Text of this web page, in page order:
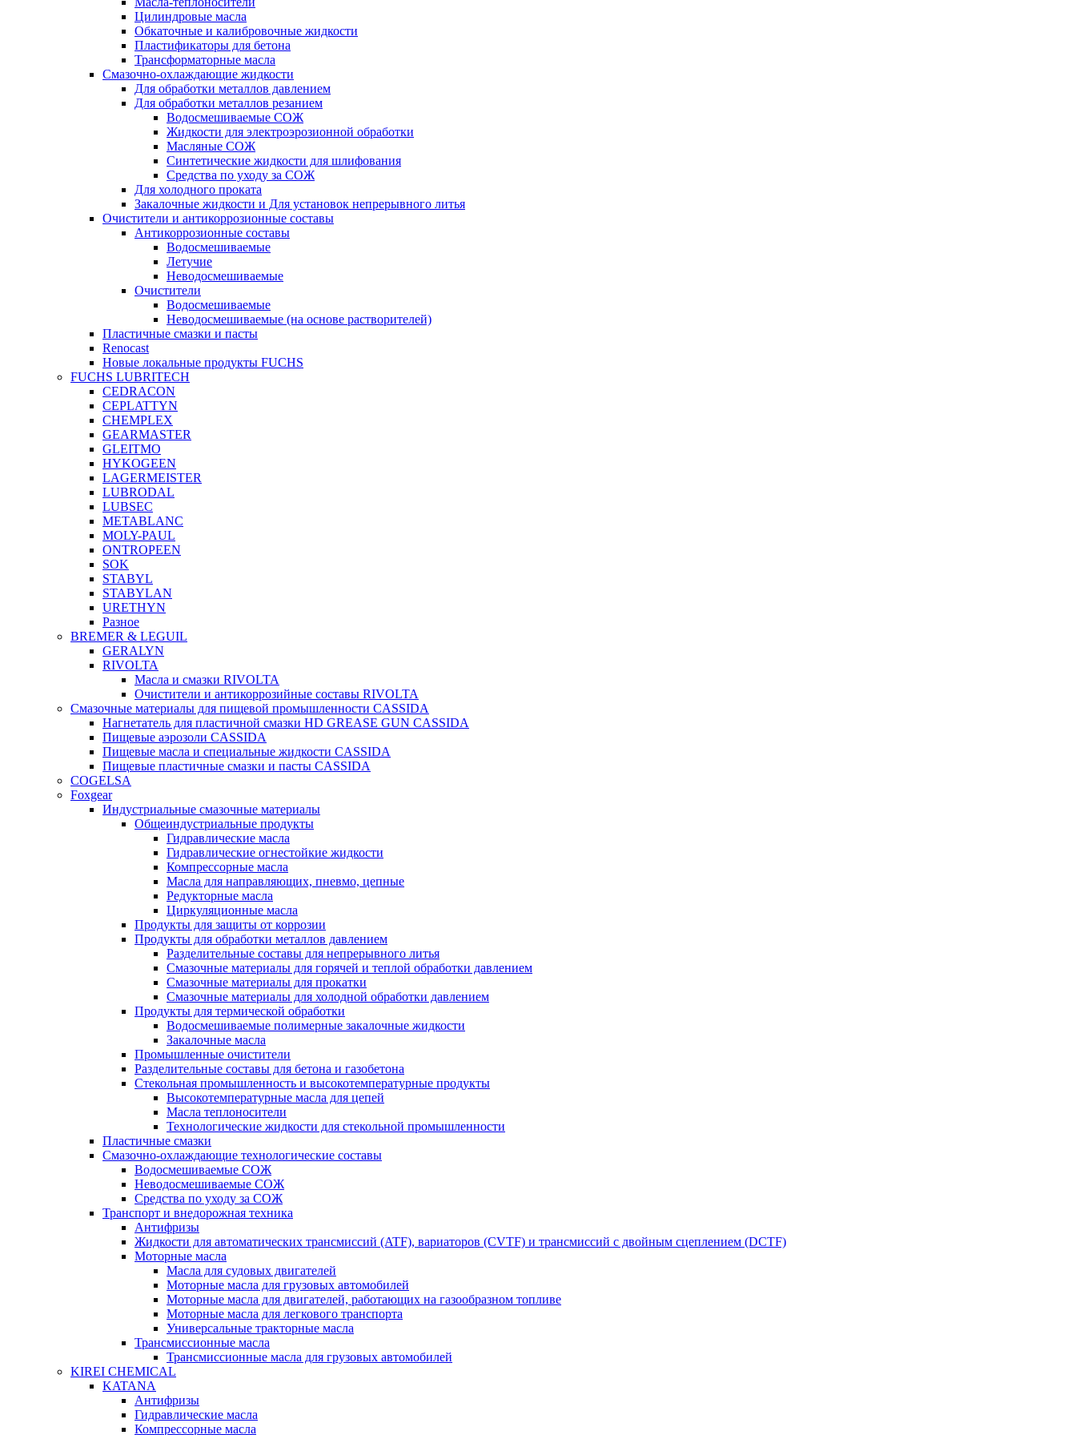
Цилиндровые масла
Обкаточные и калибровочные жидкости
Пластификаторы для бетона
Трансформаторные масла
Смазочно-охлаждающие жидкости
Для обработки металлов давлением
Для обработки металлов резанием
Водосмешиваемые СОЖ
Жидкости для электроэрозионной обработки
Масляные СОЖ
Синтетические жидкости для шлифования
Средства по уходу за СОЖ
Для холодного проката
Закалочные жидкости и Для установок непрерывного литья
Очистители и антикоррозионные составы
Антикоррозионные составы
Водосмешиваемые
Летучие
Неводосмешиваемые
Очистители
Водосмешиваемые
Неводосмешиваемые (на основе растворителей)
Пластичные смазки и пасты
Renocast
Новые локальные продукты FUCHS
FUCHS LUBRITECH
CEDRACON
CEPLATTYN
CHEMPLEX
GEARMASTER
GLEITMO
HYKOGEEN
LAGERMEISTER
LUBRODAL
LUBSEC
METABLANC
MOLY-PAUL
ONTROPEEN
SOK
STABYL
STABYLAN
URETHYN
Разное
BREMER & LEGUIL
GERALYN
RIVOLTA
Масла и смазки RIVOLTA
Очистители и антикоррозийные составы RIVOLTA
Смазочные материалы для пищевой промышленности CASSIDA
Нагнетатель для пластичной смазки HD GREASE GUN CASSIDA
Пищевые аэрозоли CASSIDA
Пищевые масла и специальные жидкости CASSIDA
Пищевые пластичные смазки и пасты CASSIDA
COGELSA
Foxgear
Индустриальные смазочные материалы
Общеиндустриальные продукты
Гидравлические масла
Гидравлические огнестойкие жидкости
Компрессорные масла
Масла для направляющих, пневмо, цепные
Редукторные масла
Циркуляционные масла
Продукты для защиты от коррозии
Продукты для обработки металлов давлением
Разделительные составы для непрерывного литья
Смазочные материалы для горячей и теплой обработки давлением
Смазочные материалы для прокатки
Смазочные материалы для холодной обработки давлением
Продукты для термической обработки
Водосмешиваемые полимерные закалочные жидкости
Закалочные масла
Промышленные очистители
Разделительные составы для бетона и газобетона
Стекольная промышленность и высокотемпературные продукты
Высокотемпературные масла для цепей
Масла теплоносители
Технологические жидкости для стекольной промышленности
Пластичные смазки
Смазочно-охлаждающие технологические составы
Водосмешиваемые СОЖ
Неводосмешиваемые СОЖ
Средства по уходу за СОЖ
Транспорт и внедорожная техника
Антифризы
Жидкости для автоматических трансмиссий (ATF), вариаторов (CVTF) и трансмиссий с двойным сцеплением (DCTF)
Моторные масла
Масла для судовых двигателей
Моторные масла для грузовых автомобилей
Моторные масла для двигателей, работающих на газообразном топливе
Моторные масла для легкового транспорта
Универсальные тракторные масла
Трансмиссионные масла
Трансмиссионные масла для грузовых автомобилей
KIREI CHEMICAL
KATANA
Антифризы
Гидравлические масла
Компрессорные масла